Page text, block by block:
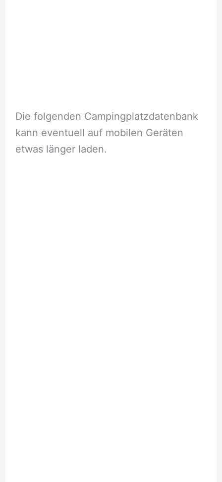
Die folgenden Campingplatzdatenbank
kann eventuell auf mobilen Geräten
etwas länger laden.